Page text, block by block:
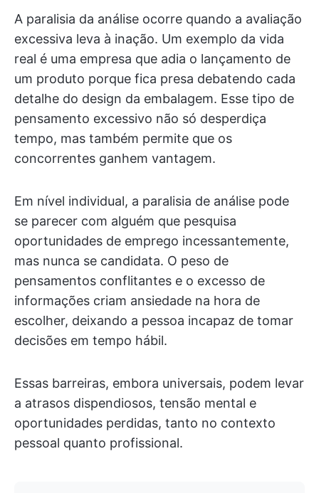
A paralisia da análise ocorre quando a avaliação
excessiva leva à inação. Um exemplo da vida
real é uma empresa que adia o lançamento de
um produto porque fica presa debatendo cada
detalhe do design da embalagem. Esse tipo de
pensamento excessivo não só desperdiça
tempo, mas também permite que os
concorrentes ganhem vantagem.
Em nível individual, a paralisia de análise pode
se parecer com alguém que pesquisa
oportunidades de emprego incessantemente,
mas nunca se candidata. O peso de
pensamentos conflitantes e o excesso de
informações criam ansiedade na hora de
escolher, deixando a pessoa incapaz de tomar
decisões em tempo hábil.
Essas barreiras, embora universais, podem levar
a atrasos dispendiosos, tensão mental e
oportunidades perdidas, tanto no contexto
pessoal quanto profissional.